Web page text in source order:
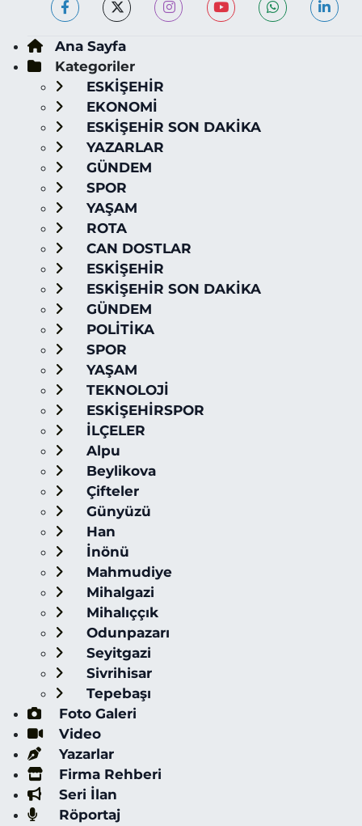
Ana Sayfa
Kategoriler
ESKİŞEHİR
EKONOMİ
ESKİŞEHİR SON DAKİKA
YAZARLAR
GÜNDEM
SPOR
YAŞAM
ROTA
CAN DOSTLAR
ESKİŞEHİR
ESKİŞEHİR SON DAKİKA
GÜNDEM
POLİTİKA
SPOR
YAŞAM
TEKNOLOJİ
ESKİŞEHİRSPOR
İLÇELER
Alpu
Beylikova
Çifteler
Günyüzü
Han
İnönü
Mahmudiye
Mihalgazi
Mihalıççık
Odunpazarı
Seyitgazi
Sivrihisar
Tepebaşı
Foto Galeri
Video
Yazarlar
Firma Rehberi
Seri İlan
Röportaj